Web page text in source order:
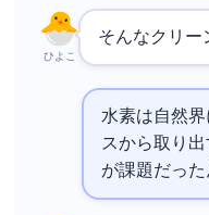
ひよこ
そんなクリー
水素は自然
スから取り
が課題だった